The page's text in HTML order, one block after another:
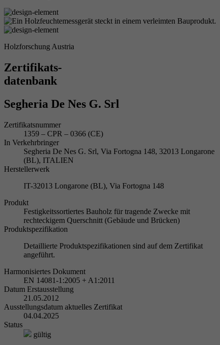
Holzforschung Austria
Zertifikats-
datenbank
Segheria De Nes G. Srl
Zertifikatsnummer
1359 – CPR – 0366 (CE)
In Verkehrbringer
Segheria De Nes G. Srl, Via Fortogna 148, 32013 Longarone
(BL), ITALIEN
Herstellerwerk
IT-32013 Longarone (BL), Via Fortogna 148
Produkt
Festigkeitssortiertes Bauholz für tragende Zwecke mit
rechteckigem Querschnitt (Gebäude und Brücken)
Produktspezifikation
Detaillierte Produktspezifikationen sind auf dem Zertifikat
angeführt.
Harmonisiertes Dokument
EN 14081-1:2005 + A1:2011
Datum Erstausstellung
21.05.2012
Ausstellungsdatum aktuelles Zertifikat
04.04.2025
Status
gültig